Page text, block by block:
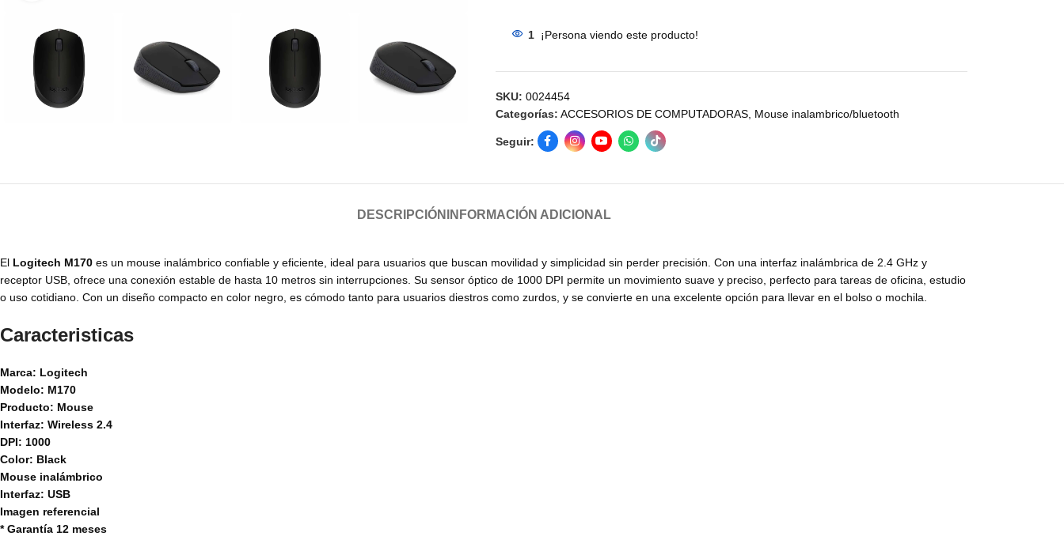
1 ¡Persona viendo este producto!
SKU: 0024454
Categorías: ACCESORIOS DE COMPUTADORAS, Mouse inalambrico/bluetooth
Seguir:
DESCRIPCIÓN INFORMACIÓN ADICIONAL
El Logitech M170 es un mouse inalámbrico confiable y eficiente, ideal para usuarios que buscan movilidad y simplicidad sin perder precisión. Con una interfaz inalámbrica de 2.4 GHz y
receptor USB, ofrece una conexión estable de hasta 10 metros sin interrupciones. Su sensor óptico de 1000 DPI permite un movimiento suave y preciso, perfecto para tareas de oficina, estudio
o uso cotidiano. Con un diseño compacto en color negro, es cómodo tanto para usuarios diestros como zurdos, y se convierte en una excelente opción para llevar en el bolso o mochila.
Caracteristicas
Marca: Logitech
Modelo: M170
Producto: Mouse
Interfaz: Wireless 2.4
DPI: 1000
Color: Black
Mouse inalámbrico
Interfaz: USB
Imagen referencial
* Garantía 12 meses